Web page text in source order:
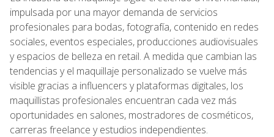
impulsada por una mayor demanda de servicios
profesionales para bodas, fotografía, contenido en redes
sociales, eventos especiales, producciones audiovisuales
y espacios de belleza en retail. A medida que cambian las
tendencias y el maquillaje personalizado se vuelve más
visible gracias a influencers y plataformas digitales, los
maquillistas profesionales encuentran cada vez más
oportunidades en salones, mostradores de cosméticos,
carreras freelance y estudios independientes.